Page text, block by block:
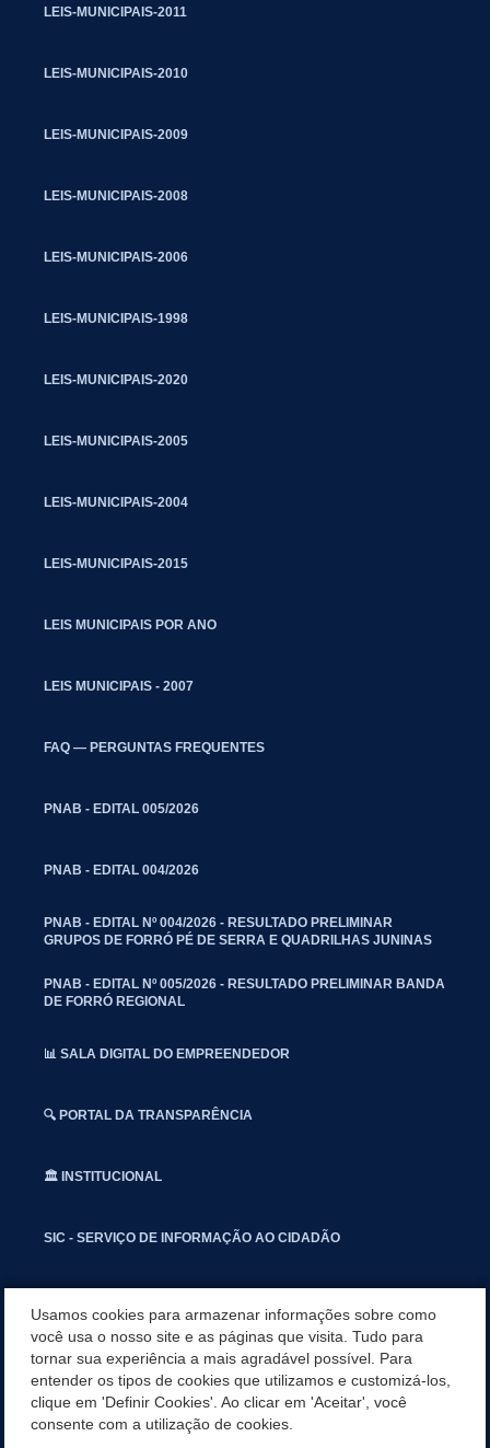
LEIS-MUNICIPAIS-2011
LEIS-MUNICIPAIS-2010
LEIS-MUNICIPAIS-2009
LEIS-MUNICIPAIS-2008
LEIS-MUNICIPAIS-2006
LEIS-MUNICIPAIS-1998
LEIS-MUNICIPAIS-2020
LEIS-MUNICIPAIS-2005
LEIS-MUNICIPAIS-2004
LEIS-MUNICIPAIS-2015
LEIS MUNICIPAIS POR ANO
LEIS MUNICIPAIS - 2007
FAQ — PERGUNTAS FREQUENTES
PNAB - EDITAL 005/2026
PNAB - EDITAL 004/2026
PNAB - EDITAL Nº 004/2026 - RESULTADO PRELIMINAR
GRUPOS DE FORRÓ PÉ DE SERRA E QUADRILHAS JUNINAS
PNAB - EDITAL Nº 005/2026 - RESULTADO PRELIMINAR BANDA
DE FORRÓ REGIONAL
📊 SALA DIGITAL DO EMPREENDEDOR
🔍 PORTAL DA TRANSPARÊNCIA
🏛️ INSTITUCIONAL
SIC - SERVIÇO DE INFORMAÇÃO AO CIDADÃO
INSTAGRAN
📱🩺 SAUDE CONECTADA
Usamos cookies para armazenar informações sobre como
você usa o nosso site e as páginas que visita. Tudo para
tornar sua experiência a mais agradável possível. Para
entender os tipos de cookies que utilizamos e customizá-los,
clique em 'Definir Cookies'. Ao clicar em 'Aceitar', você
consente com a utilização de cookies.